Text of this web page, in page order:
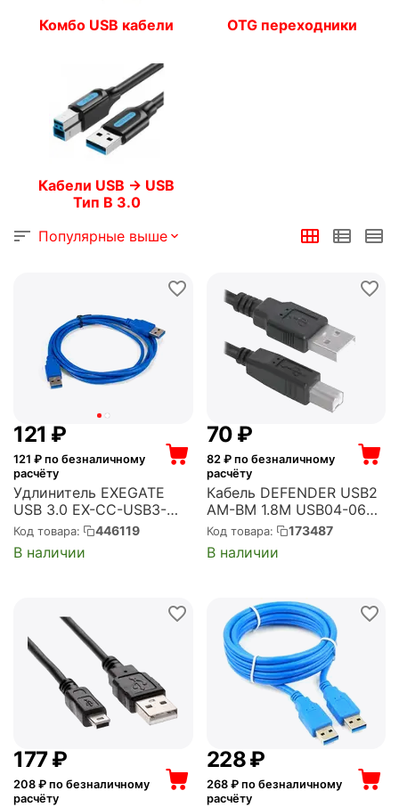
Комбо USB кабели OTG переходники
Кабели USB -> USB
Тип B 3.0
Популярные выше
‍121‍ ₽
121 ₽ по безналичному
расчёту
Удлинитель EXEGATE
USB 3.0 EX-CC-USB3-
AMAM-1.8 (Am/Am, 1,8м)
(EX294774RUS)
Код товара: 446119
В наличии
‍70‍ ₽
82 ₽ по безналичному
расчёту
Кабель DEFENDER USB2
AM-BM 1.8M USB04-06
83763 USB USB04-06
USB2.0 AM-BM, 1.8м
Код товара: 173487
В наличии
‍177‍₽
208 ₽ по безналичному
расчёту
‍228‍₽
268₽ по безналичному
расчёту